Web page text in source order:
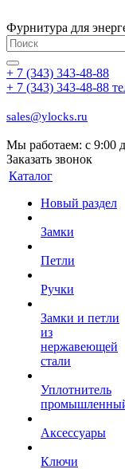
Фурнитура для
+ 7 (343) 343-48-88
+ 7 (343) 343-48-88
sales@ylocks.ru
Мы работаем: с 9:00
Заказать звонок
Каталог
Новый раздел
Замки
Петли
Ручки
Замки и петли
из
нержавеющей
стали
Уплотнитель
Аксессуары
Ключи